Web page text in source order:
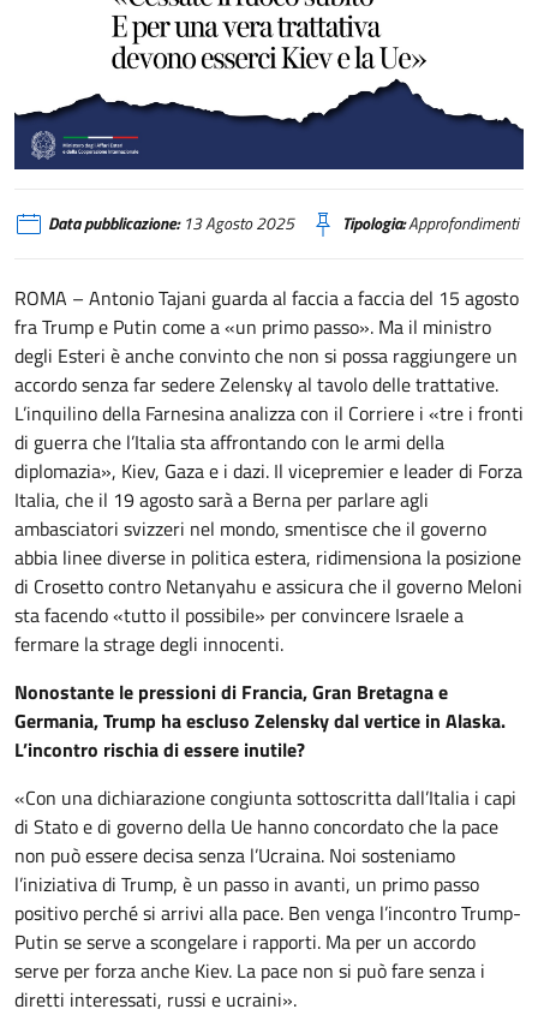
Tajani: «Cessate il fuoco subito. E per una vera trattativa devono esserci
Data pubblicazione:13 Agosto 2025 Tipologia:Approfondimenti
ROMA – Antonio Tajani guarda al faccia a faccia del 15 agosto
fra Trump e Putin come a «un primo passo». Ma il ministro
degli Esteri è anche convinto che non si possa raggiungere un
accordo senza far sedere Zelensky al tavolo delle trattative.
L’inquilino della Farnesina analizza con il Corriere i «tre i fronti
di guerra che l’Italia sta affrontando con le armi della
diplomazia», Kiev, Gaza e i dazi. Il vicepremier e leader di Forza
Italia, che il 19 agosto sarà a Berna per parlare agli
ambasciatori svizzeri nel mondo, smentisce che il governo
abbia linee diverse in politica estera, ridimensiona la posizione
di Crosetto contro Netanyahu e assicura che il governo Meloni
sta facendo «tutto il possibile» per convincere Israele a
fermare la strage degli innocenti.
Nonostante le pressioni di Francia, Gran Bretagna e
Germania, Trump ha escluso Zelensky dal vertice in Alaska.
L’incontro rischia di essere inutile?
«Con una dichiarazione congiunta sottoscritta dall’Italia i capi
di Stato e di governo della Ue hanno concordato che la pace
non può essere decisa senza l’Ucraina. Noi sosteniamo
l’iniziativa di Trump, è un passo in avanti, un primo passo
positivo perché si arrivi alla pace. Ben venga l’incontro Trump-
Putin se serve a scongelare i rapporti. Ma per un accordo
serve per forza anche Kiev. La pace non si può fare senza i
diretti interessati, russi e ucraini».